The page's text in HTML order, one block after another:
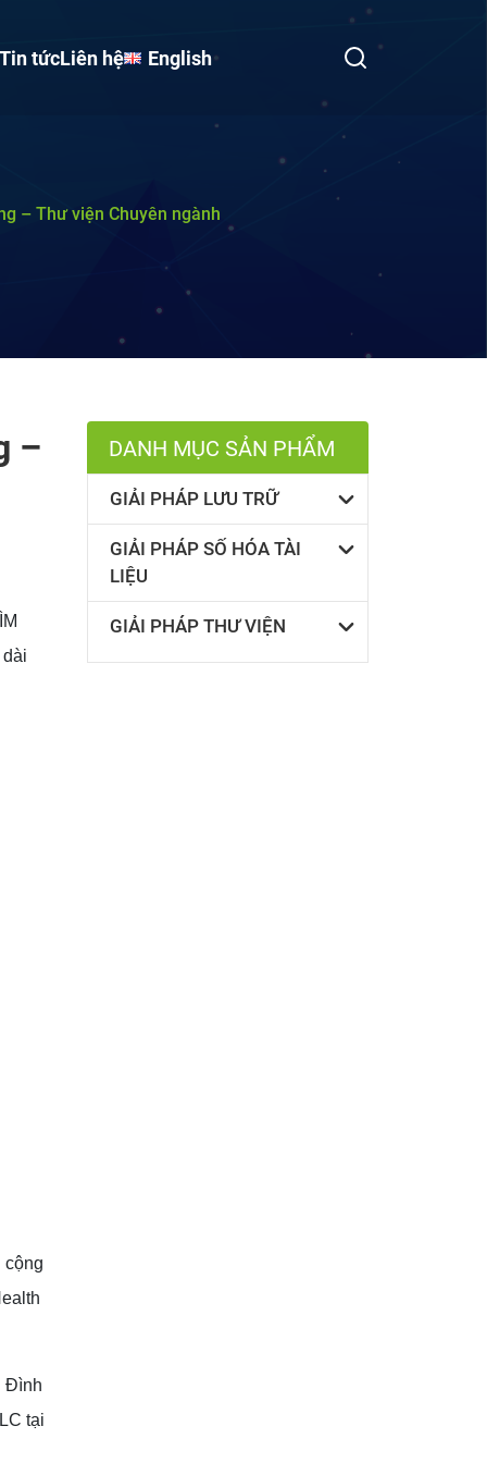
Tin tứcLiên hệ English
– Thư viện Chuyên ngành
–
cộng
Đình
tại
DANH MỤC SẢN PHẨM
GIẢI PHÁP LƯU TRỮ
GIẢI PHÁP SỐ HÓA TÀI
LIỆU
GIẢI PHÁP THƯ VIỆN